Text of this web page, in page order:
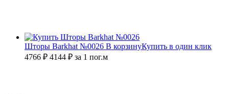
Шторы Barkhat №0026 В корзинуКупить в один клик
4766 ₽ 4144 ₽ за 1 пог.м